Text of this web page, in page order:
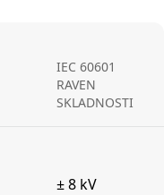
IEC 60601
RAVEN
SKLADNOSTI
± 8 kV